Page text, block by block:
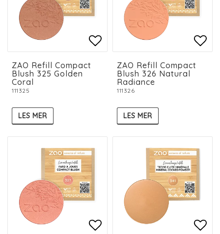
Add to list of
Add to list of
ZAO Refill Compact
Blush 325 Golden
Coral
111325
LES MER
ZAO Refill Compact
Blush 326 Natural
Radiance
111326
LES MER